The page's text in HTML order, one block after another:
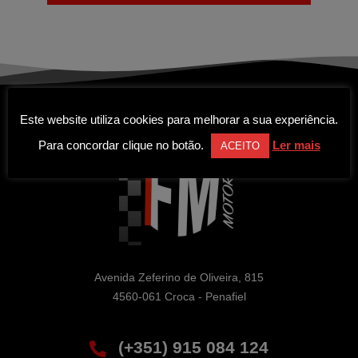
Avenida Zeferino de Oliveira, 815
4560-061 Croca - Penafiel
(+351) 915 084 124
Este website utiliza cookies para melhorar a sua experiência.
Para concordar clique no botão.
ACEITO Ler mais